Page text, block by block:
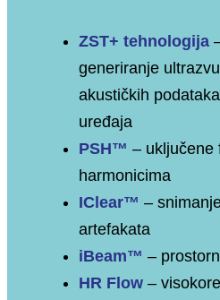
ZST+ tehnologija
generiranje
akustičkih
uređaja
PSH™ – uključene
harmonicima
IClear™ –
artefakata
iBeam™ –
HR Flow –